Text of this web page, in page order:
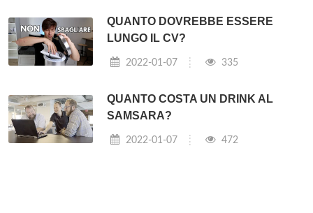
QUANTO DOVREBBE ESSERE
LUNGO IL CV?
2022-01-07 335
QUANTO COSTA UN DRINK AL
SAMSARA?
2022-01-07 472